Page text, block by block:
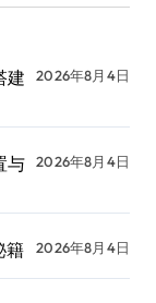
建
2026年8月4日
与
2026年8月4日
籍 2026年8月4日